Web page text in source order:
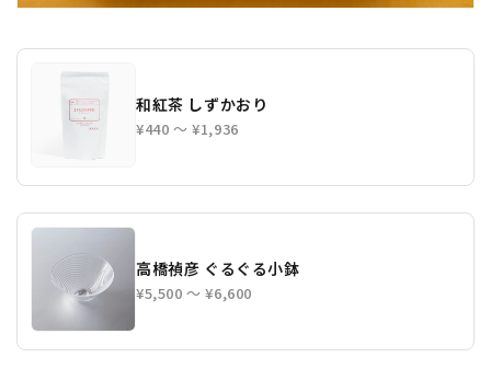
和紅茶 しずかおり
¥440 〜 ¥1,936
高橋禎彦 ぐるぐる小鉢
¥5,500 〜 ¥6,600